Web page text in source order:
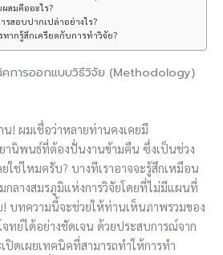
สมคืออะไร?
รสอบปากเปล่าอย่างไร?
หากรู้สึกเครียดกับการทำวิจัย?
คการออกแบบวิธีวิจัย (Methodology)
! ผมเชื่อว่าหลายท่านคงเคยมี
านิพนธ์ที่ต้องปั่นงานข้ามคืน ซึ่งเป็นช่วง
ใช่ไหมครับ? บางทีเราอาจจะรู้สึกเหมือน
กลางสมรภูมิแห่งการวิจัยโดยที่ไม่มีแผนที่
บทความนี้จะช่วยให้ท่านเห็นภาพรวมของ
ทย์ได้อย่างชัดเจน ด้วยประสบการณ์จาก
ปิดเผยเทคนิคที่สามารถทำให้การทำ